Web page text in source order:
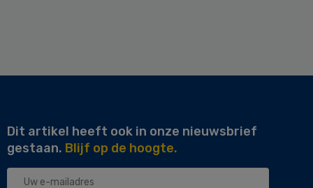
Dit artikel heeft ook in onze nieuwsbrief
gestaan. Blijf op de hoogte.
Uw